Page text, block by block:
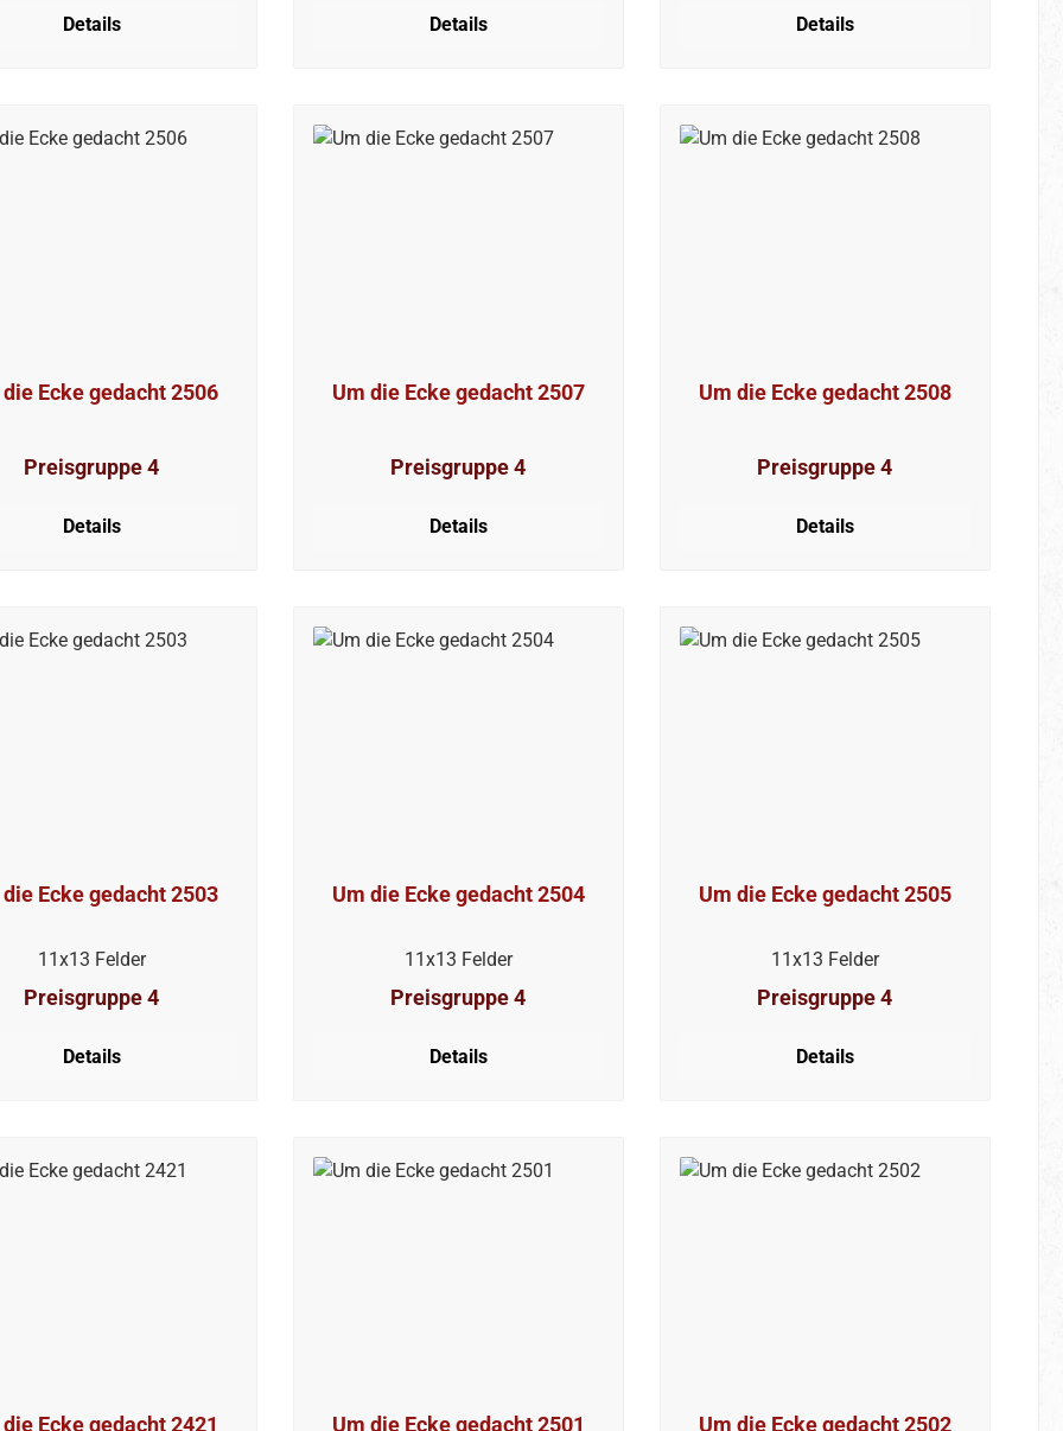
Details Details Details
Ecke gedacht 2506
Preisgruppe 4
Details
Um die Ecke gedacht 2507
Preisgruppe 4
Details
Um die Ecke gedacht 2508
Preisgruppe 4
Details
Ecke gedacht 2503
11x13 Felder
Preisgruppe 4
Details
Um die Ecke gedacht 2504
11x13 Felder
Preisgruppe 4
Details
Um die Ecke gedacht 2505
11x13 Felder
Preisgruppe 4
Details
Ecke gedacht 2421 Um die Ecke gedacht 2501 Um die Ecke gedacht 2502